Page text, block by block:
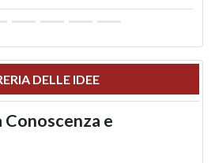
DELLE IDEE
Conoscenza e